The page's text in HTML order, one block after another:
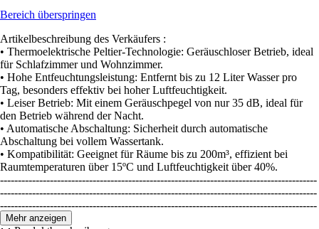
Bereich überspringen
Artikelbeschreibung des Verkäufers :
• Thermoelektrische Peltier-Technologie: Geräuschloser Betrieb, ideal
für Schlafzimmer und Wohnzimmer.
• Hohe Entfeuchtungsleistung: Entfernt bis zu 12 Liter Wasser pro
Tag, besonders effektiv bei hoher Luftfeuchtigkeit.
• Leiser Betrieb: Mit einem Geräuschpegel von nur 35 dB, ideal für
den Betrieb während der Nacht.
• Automatische Abschaltung: Sicherheit durch automatische
Abschaltung bei vollem Wassertank.
• Kompatibilität: Geeignet für Räume bis zu 200m³, effizient bei
Raumtemperaturen über 15ºC und Luftfeuchtigkeit über 40%.
-----------------------------------------------------------------------------------------
-----------------------------------------------------------------------------------------
-----------------------------------------------------------------------------------------
---Mehr anzeigen